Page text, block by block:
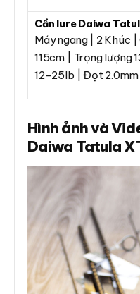
Cần lure Daiwa
Máy ngang | 2 Khúc |
115cm | Trọng lượng
12-25lb | Đọt
Hình ảnh và
Daiwa Tatula